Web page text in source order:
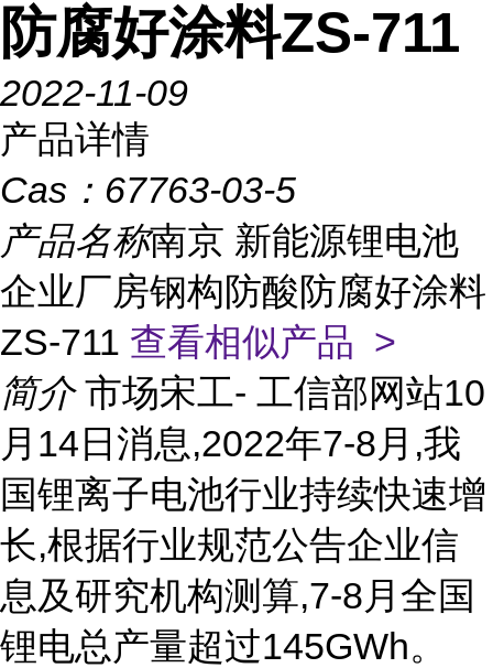
防腐好涂料ZS-711
2022-11-09
产品详情
Cas： 67763-03-5
产品名称南京 新能源锂电池
企业厂房钢构防酸防腐好涂料
ZS-711 查看相似产品 >
简介 市场宋工- 工信部网站10
月14日消息,2022年7-8月,我
国锂离子电池行业持续快速增
长,根据行业规范公告企业信
息及研究机构测算,7-8月全国
锂电总产量超过145GWh。